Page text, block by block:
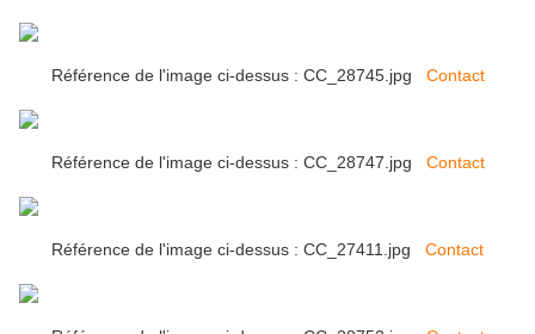
Référence de l'image ci-dessus : CC_28745.jpg Contact
Référence de l'image ci-dessus : CC_28747.jpg Contact
Référence de l'image ci-dessus : CC_27411.jpg Contact